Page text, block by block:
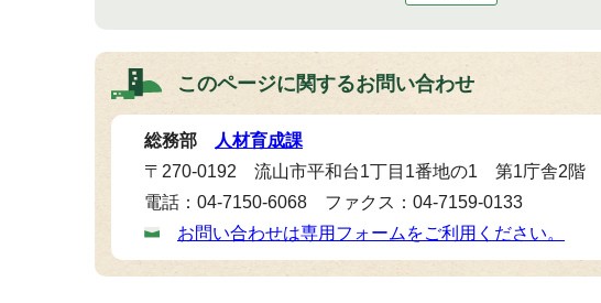
このページに関するお問い合わせ
総務部
人材育成課
〒270-0192 流山市平和台1丁目1番地の1 第1庁舎2階
電話：04-7150-6068 ファクス：04-7159-0133
お問い合わせは専用フォームをご利用ください。